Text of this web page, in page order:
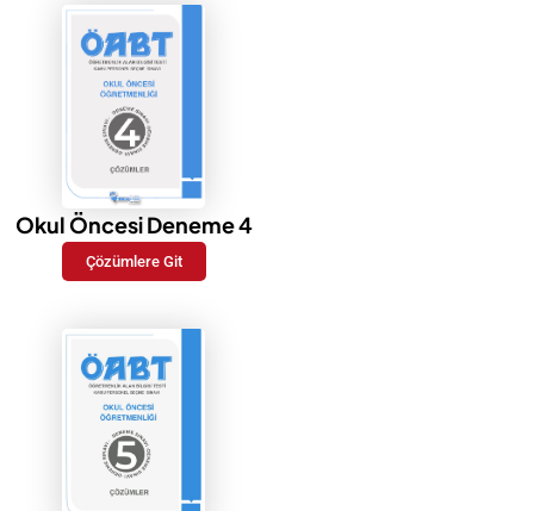
Okul Öncesi Deneme 4
Çözümlere Git